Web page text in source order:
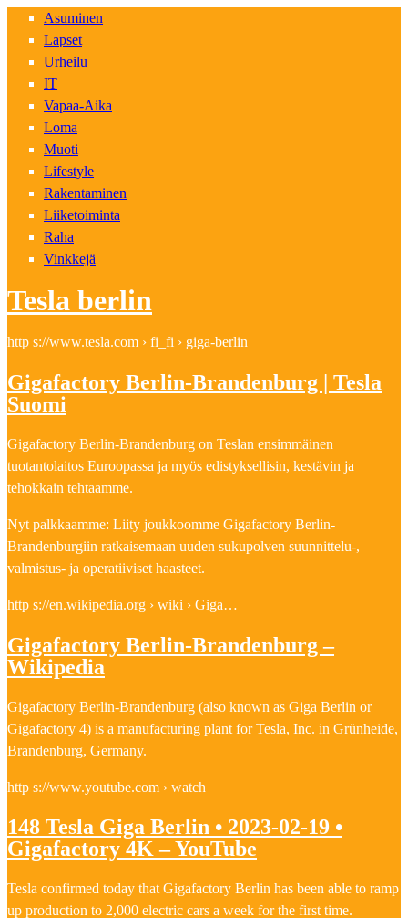
Asuminen
Lapset
Urheilu
IT
Vapaa-Aika
Loma
Muoti
Lifestyle
Rakentaminen
Liiketoiminta
Raha
Vinkkejä
Tesla berlin
http s://www.tesla.com › fi_fi › giga-berlin
Gigafactory Berlin-Brandenburg | Tesla
Suomi
Gigafactory Berlin-Brandenburg on Teslan ensimmäinen
tuotantolaitos Euroopassa ja myös edistyksellisin, kestävin ja
tehokkain tehtaamme.
Nyt palkkaamme: Liity joukkoomme Gigafactory Berlin-
Brandenburgiin ratkaisemaan uuden sukupolven suunnittelu-,
valmistus- ja operatiiviset haasteet.
http s://en.wikipedia.org › wiki › Giga…
Gigafactory Berlin-Brandenburg –
Wikipedia
Gigafactory Berlin-Brandenburg (also known as Giga Berlin or
Gigafactory 4) is a manufacturing plant for Tesla, Inc. in Grünheide,
Brandenburg, Germany.
http s://www.youtube.com › watch
148 Tesla Giga Berlin • 2023-02-19 •
Gigafactory 4K – YouTube
Tesla confirmed today that Gigafactory Berlin has been able to ramp
up production to 2,000 electric cars a week for the first time.